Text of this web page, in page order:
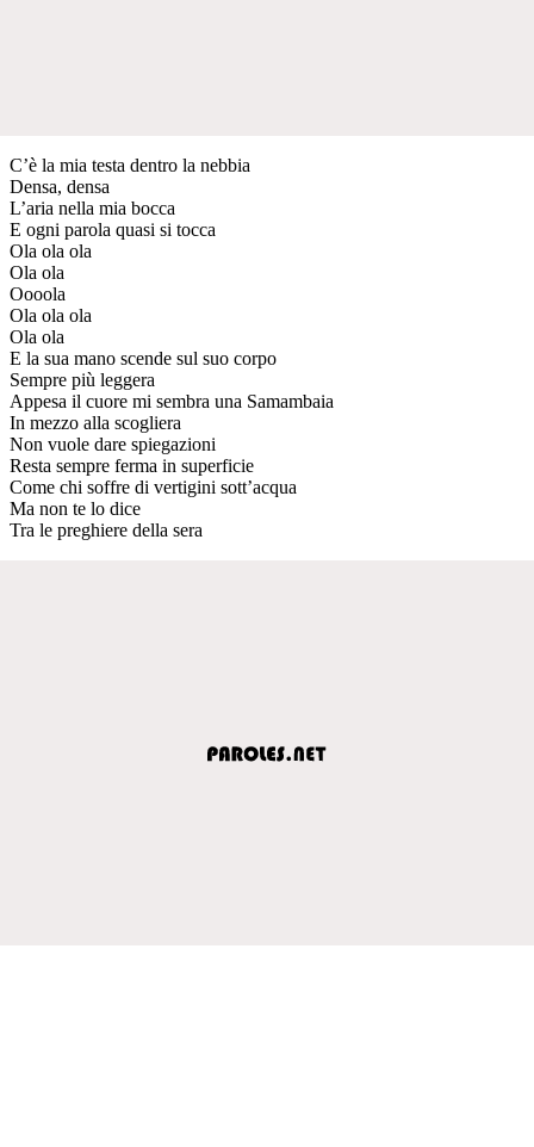
C’è la mia testa dentro la nebbia
Densa, densa
L’aria nella mia bocca
E ogni parola quasi si tocca
Ola ola ola
Ola ola
Oooola
Ola ola ola
Ola ola
E la sua mano scende sul suo corpo
Sempre più leggera
Appesa il cuore mi sembra una Samambaia
In mezzo alla scogliera
Non vuole dare spiegazioni
Resta sempre ferma in superficie
Come chi soffre di vertigini sott’acqua
Ma non te lo dice
Tra le preghiere della sera